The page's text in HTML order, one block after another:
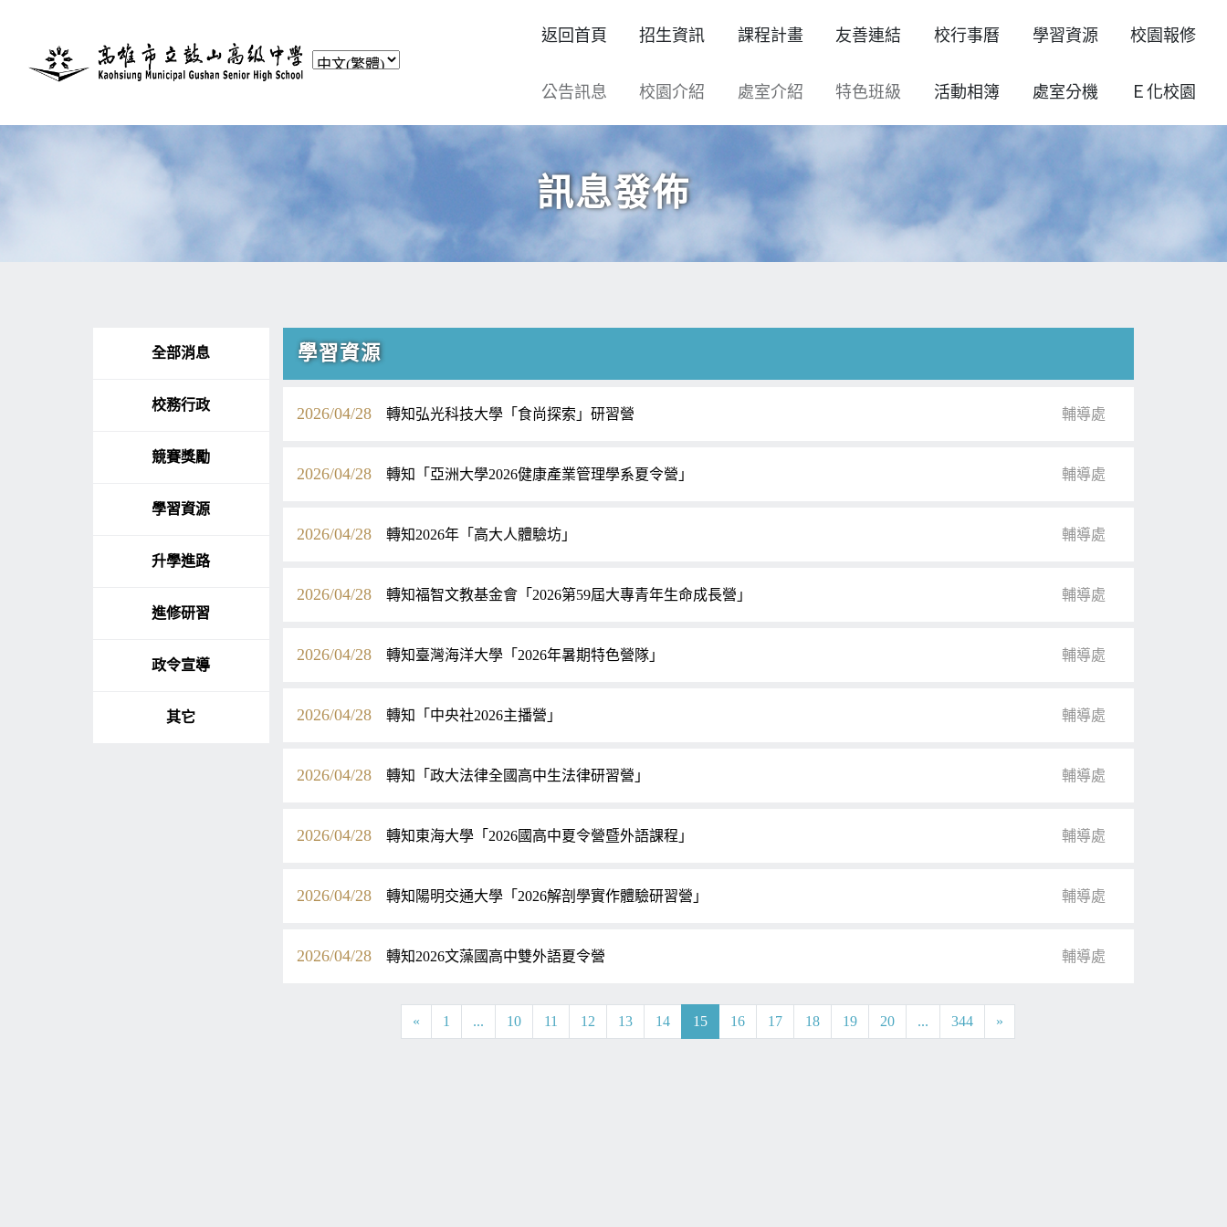
返回首頁 招生資訊 課程計畫 友善連結 校行事曆 學習資源 校園報修
公告訊息 校園介紹 處室介紹 特色班級 活動相簿 處室分機 Ｅ化校園
訊息發佈
全部消息
校務行政
競賽獎勵
學習資源
升學進路
進修研習
政令宣導
其它
學習資源
2026/04/28 轉知弘光科技大學「食尚探索」研習營 輔導處
2026/04/28 轉知「亞洲大學2026健康產業管理學系夏令營」 輔導處
2026/04/28 轉知2026年「高大人體驗坊」 輔導處
2026/04/28 轉知福智文教基金會「2026第59屆大專青年生命成長營」 輔導處
2026/04/28 轉知臺灣海洋大學「2026年暑期特色營隊」 輔導處
2026/04/28 轉知「中央社2026主播營」 輔導處
2026/04/28 轉知「政大法律全國高中生法律研習營」 輔導處
2026/04/28 轉知東海大學「2026國高中夏令營暨外語課程」 輔導處
2026/04/28 轉知陽明交通大學「2026解剖學實作體驗研習營」 輔導處
2026/04/28 轉知2026文藻國高中雙外語夏令營 輔導處
« 1 ... 10 11 12 13 14 15 16 17 18 19 20 ... 344 »